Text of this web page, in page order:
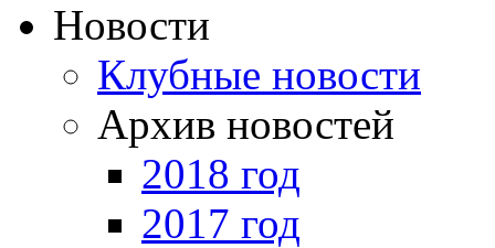
Новости
Клубные новости
Архив новостей
2018 год
2017 год